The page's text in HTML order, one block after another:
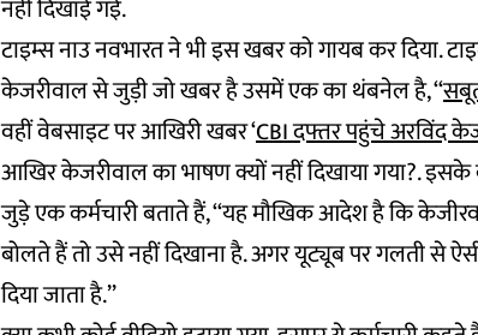
नहीं दिखाई गई.
टाइम्स नाउ नवभारत ने भी इस खबर को गायब कर दिया.
केजरीवाल से जुड़ी जो खबर है उसमें एक का थंबनेल है, ‘‘
वहीं वेबसाइट पर आखिरी खबर ‘CBI दफ्तर पहुंचे अरविंद
आखिर केजरीवाल का भाषण क्यों नहीं दिखाया गया?. इसके
जुड़े एक कर्मचारी बताते हैं, ‘‘यह मौखिक आदेश है कि
बोलते हैं तो उसे नहीं दिखाना है. अगर यूट्यूब पर गलती से
दिया जाता है.’’